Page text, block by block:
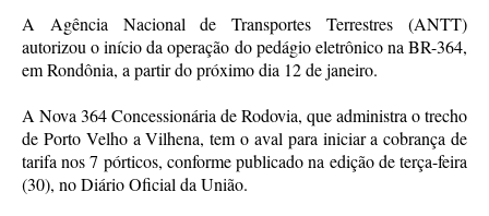
A Agência Nacional de Transportes Terrestres (ANTT)
autorizou o início da operação do pedágio eletrônico na BR-364,
em Rondônia, a partir do próximo dia 12 de janeiro.
A Nova 364 Concessionária de Rodovia, que administra o trecho
de Porto Velho a Vilhena, tem o aval para iniciar a cobrança de
tarifa nos 7 pórticos, conforme publicado na edição de terça-feira
(30), no Diário Oficial da União.